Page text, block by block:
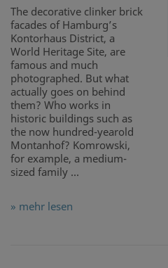
The decorative clinker brick
facades of Hamburg’s
Kontorhaus District, a
World Heritage Site, are
famous and much
photographed. But what
actually goes on behind
them? Who works in
historic buildings such as
the now hundred-yearold
Montanhof? Komrowski,
for example, a medium-
sized family ...
» mehr lesen